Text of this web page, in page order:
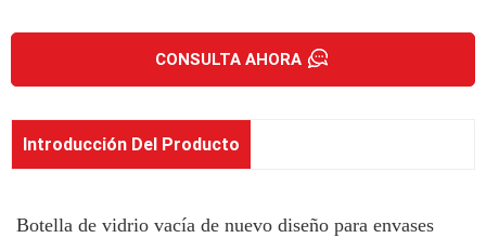
CONSULTA AHORA
Introducción Del Producto
Botella de vidrio vacía de nuevo diseño para envases